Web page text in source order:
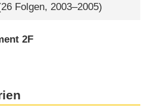
Folgen, 2003–2005)
2F